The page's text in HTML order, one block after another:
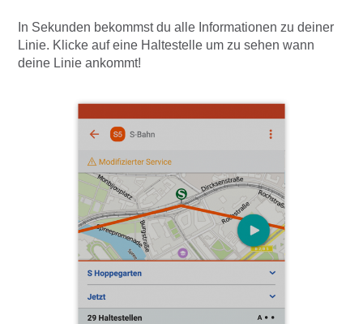
In Sekunden bekommst du alle Informationen zu deiner
Linie. Klicke auf eine Haltestelle um zu sehen wann
deine Linie ankommt!